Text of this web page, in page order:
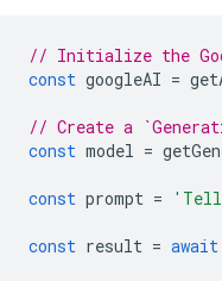
// Initialize the
const googleAI =
// Create a
const model =
const prompt = 'Tell
const result = await